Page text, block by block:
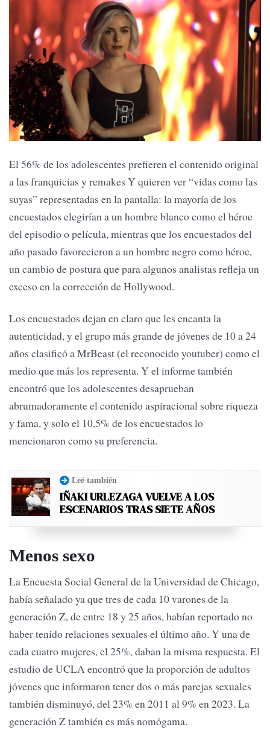
El 56% de los adolescentes prefieren el contenido original
a las franquicias y remakes Y quieren ver “vidas como las
suyas” representadas en la pantalla: la mayoría de los
encuestados elegirían a un hombre blanco como el héroe
del episodio o película, mientras que los encuestados del
año pasado favorecieron a un hombre negro como héroe,
un cambio de postura que para algunos analistas refleja un
exceso en la corrección de Hollywood.
Los encuestados dejan en claro que les encanta la
autenticidad, y el grupo más grande de jóvenes de 10 a 24
años clasificó a MrBeast (el reconocido youtuber) como el
medio que más los representa. Y el informe también
encontró que los adolescentes desaprueban
abrumadoramente el contenido aspiracional sobre riqueza
y fama, y ​​solo el 10,5% de los encuestados lo
mencionaron como su preferencia.
Leé también
IÑAKI URLEZAGA VUELVE A LOS
ESCENARIOS TRAS SIETE AÑOS
Menos sexo
La Encuesta Social General de la Universidad de Chicago,
había señalado ya que tres de cada 10 varones de la
generación Z, de entre 18 y 25 años, habían reportado no
haber tenido relaciones sexuales el último año. Y una de
cada cuatro mujeres, el 25%, daban la misma respuesta. El
estudio de UCLA encontró que la proporción de adultos
jóvenes que informaron tener dos o más parejas sexuales
también disminuyó, del 23% en 2011 al 9% en 2023. La
generación Z también es más nomógama.